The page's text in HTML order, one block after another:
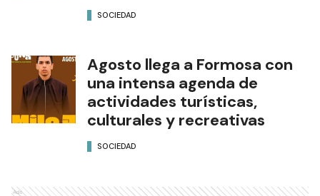
SOCIEDAD
Agosto llega a Formosa con
una intensa agenda de
actividades turísticas,
culturales y recreativas
SOCIEDAD
Ads